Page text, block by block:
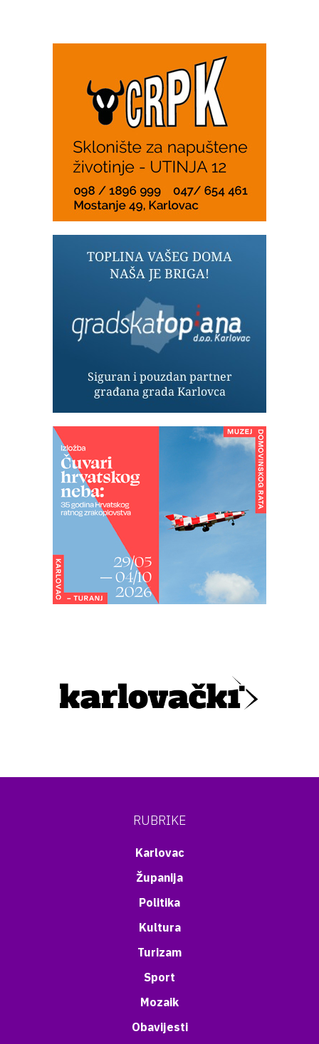
RUBRIKE
Karlovac
Županija
Politika
Kultura
Turizam
Sport
Mozaik
Obavijesti